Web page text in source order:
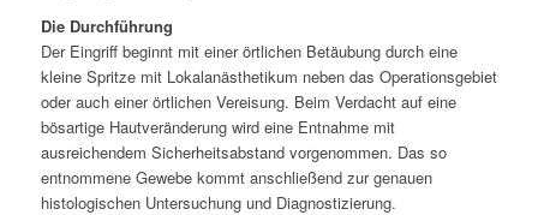
Die Durchführung
Der Eingriff beginnt mit einer örtlichen Betäubung durch eine
kleine Spritze mit Lokalanästhetikum neben das Operationsgebiet
oder auch einer örtlichen Vereisung. Beim Verdacht auf eine
bösartige Hautveränderung wird eine Entnahme mit
ausreichendem Sicherheitsabstand vorgenommen. Das so
entnommene Gewebe kommt anschließend zur genauen
histologischen Untersuchung und Diagnostizierung.